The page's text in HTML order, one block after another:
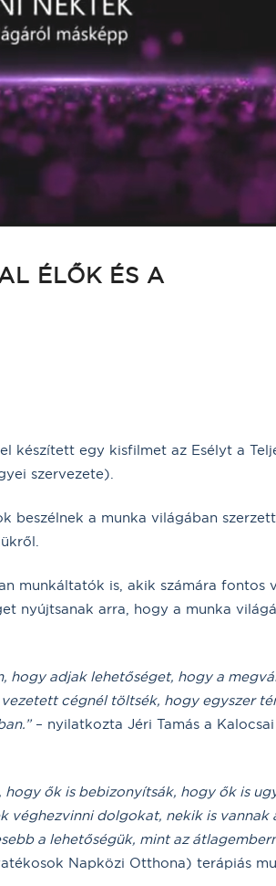
ÉLŐK ÉS A
készített egy kisfilmet az Esélyt a
szervezete).
beszélnek a munka világában szerzett
munkáltatók is, akik számára fontos
nyújtsanak arra, hogy a munka
hogy adjak lehetőséget, hogy a
cégnél töltsék, hogy egyszer
– nyilatkozta Jéri Tamás a Kalocsai
ők is bebizonyítsák, hogy ők is
véghezvinni dolgokat, nekik is vannak
a lehetőségük, mint az
Napközi Otthona) terápiás